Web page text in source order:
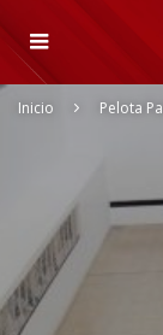
Inicio Pelota